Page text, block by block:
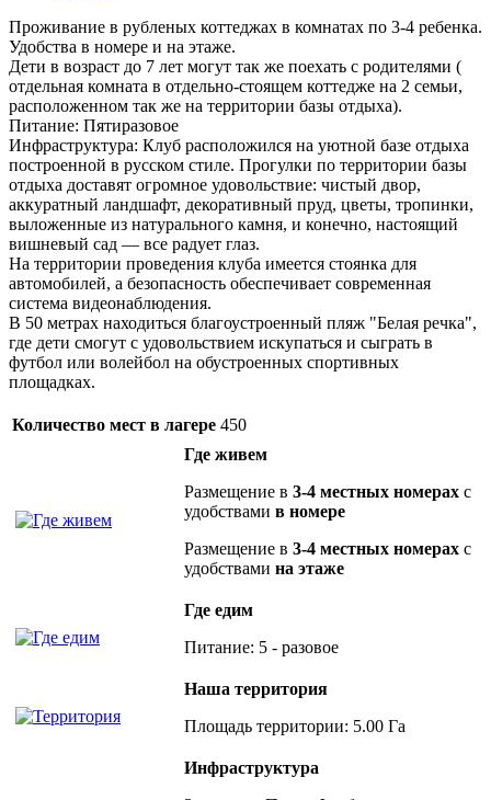
Проживание в рубленых коттеджах в комнатах по 3-4 ребенка.
Удобства в номере и на этаже.
Дети в возраст до 7 лет могут так же поехать с родителями (
отдельная комната в отдельно-стоящем коттедже на 2 семьи,
расположенном так же на территории базы отдыха).
Питание: Пятиразовое
Инфраструктура: Клуб расположился на уютной базе отдыха
построенной в русском стиле. Прогулки по территории базы
отдыха доставят огромное удовольствие: чистый двор,
аккуратный ландшафт, декоративный пруд, цветы, тропинки,
выложенные из натурального камня, и конечно, настоящий
вишневый сад — все радует глаз.
На территории проведения клуба имеется стоянка для
автомобилей, а безопасность обеспечивает современная
система видеонаблюдения.
В 50 метрах находиться благоустроенный пляж "Белая речка",
где дети смогут с удовольствием искупаться и сыграть в
футбол или волейбол на обустроенных спортивных
площадках.
Количество мест в лагере 450
Где живем
Размещение в 3-4 местных номерах с
удобствами в номере
Размещение в 3-4 местных номерах с
удобствами на этаже
Где едим
Питание: 5 - разовое
Наша территория
Площадь территории: 5.00 Га
Инфраструктура